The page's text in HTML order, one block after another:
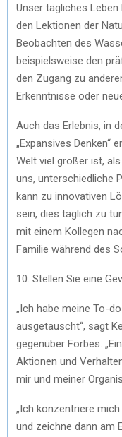
Unser tägliches
den Lektionen der
Beobachten des
beispielsweise den
den Zugang zu
Erkenntnisse oder
Auch das Erlebnis, in
„Expansives Denken“
Welt viel größer ist,
uns, unterschiedliche
kann zu innovativen
sein, dies täglich zu
mit einem Kollegen
Familie während des
10. Stellen Sie eine
„Ich habe meine To-
ausgetauscht“, sagt
gegenüber Forbes.
Aktionen und
mir und meiner
„Ich konzentriere
und zeichne dann am